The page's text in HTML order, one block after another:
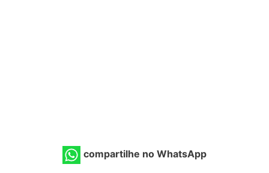
compartilhe no WhatsApp